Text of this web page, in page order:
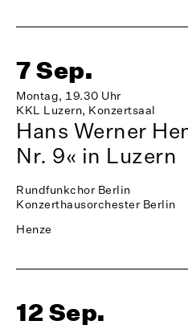
7 Sep.
Montag, 19.30 Uhr
KKL Luzern, Konzertsaal
Hans Werner
Nr. 9« in Luzern
Rundfunkchor Berlin
Konzerthausorchester Berlin
Henze
12 Sep.